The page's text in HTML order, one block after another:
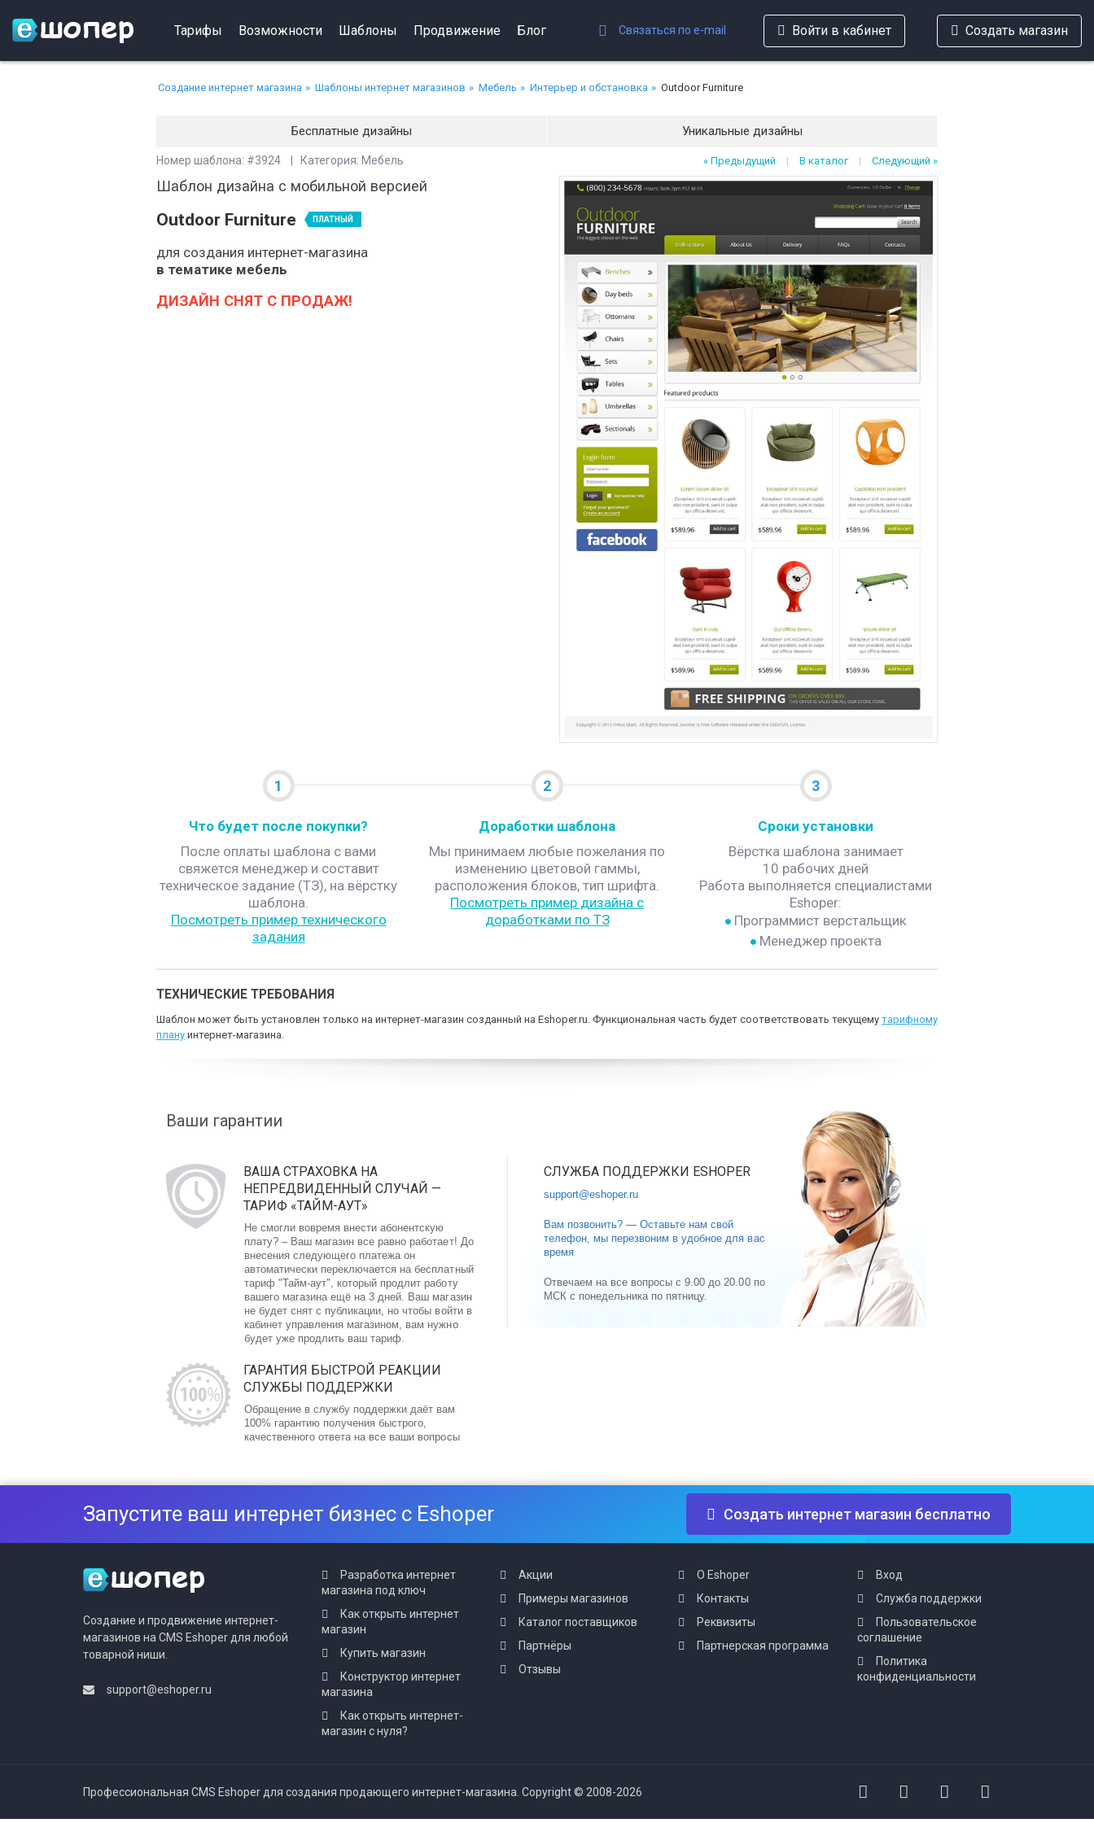
Тарифы Возможности Шаблоны Продвижение Блог Связаться по e-mail Войти в кабинет Создать магазин
Создание интернет магазина Шаблоны интернет магазинов Мебель Интерьер и обстановка Outdoor Furniture
Бесплатные дизайны Уникальные дизайны
Номер шаблона: #3924 | Категория: Мебель « Предыдущий | В каталог | Следующий »
Шаблон дизайна с мобильной версией
Outdoor Furniture ПЛАТНЫЙ
для создания интернет-магазина
в тематике мебель
ДИЗАЙН СНЯТ С ПРОДАЖ!
1
Что будет после покупки?
После оплаты шаблона с вами
свяжется менеджер и составит
техническое задание (ТЗ), на вёрстку
шаблона.
Посмотреть пример технического
задания
2
Доработки шаблона
Мы принимаем любые пожелания по
изменению цветовой гаммы,
расположения блоков, тип шрифта.
Посмотреть пример дизайна с
доработками по ТЗ
3
Сроки установки
Вёрстка шаблона занимает
10 рабочих дней
Работа выполняется специалистами
Eshoper:
Программист верстальщик
Менеджер проекта
ТЕХНИЧЕСКИЕ ТРЕБОВАНИЯ
Шаблон может быть установлен только на интернет-магазин созданный на Eshoper.ru. Функциональная часть будет соответствовать текущему тарифному
плану интернет-магазина.
Ваши гарантии
ВАША СТРАХОВКА НА
НЕПРЕДВИДЕННЫЙ СЛУЧАЙ —
ТАРИФ «ТАЙМ-АУТ»
Не смогли вовремя внести абонентскую
плату? – Ваш магазин все равно работает! До
внесения следующего платежа он
автоматически переключается на бесплатный
тариф "Тайм-аут", который продлит работу
вашего магазина ещё на 3 дней. Ваш магазин
не будет снят с публикации, но чтобы войти в
кабинет управления магазином, вам нужно
будет уже продлить ваш тариф.
ГАРАНТИЯ БЫСТРОЙ РЕАКЦИИ
СЛУЖБЫ ПОДДЕРЖКИ
Обращение в службу поддержки даёт вам
100% гарантию получения быстрого,
качественного ответа на все ваши вопросы
СЛУЖБА ПОДДЕРЖКИ ESHOPER
support@eshoper.ru
Вам позвонить? — Оставьте нам свой
телефон, мы перезвоним в удобное для вас
время
Отвечаем на все вопросы с 9.00 до 20.00 по
МСК с понедельника по пятницу.
Запустите ваш интернет бизнес с Eshoper Создать интернет магазин бесплатно
Создание и продвижение интернет-
магазинов на CMS Eshoper для любой
товарной ниши.
support@eshoper.ru
Разработка интернет
магазина под ключ
Как открыть интернет
магазин
Купить магазин
Конструктор интернет
магазина
Как открыть интернет-
магазин с нуля?
Акции
Примеры магазинов
Каталог поставщиков
Партнёры
Отзывы
О Eshoper
Контакты
Реквизиты
Партнерская программа
Вход
Служба поддержки
Пользовательское
соглашение
Политика
конфиденциальности
Профессиональная CMS Eshoper для создания продающего интернет-магазина. Copyright © 2008-2026